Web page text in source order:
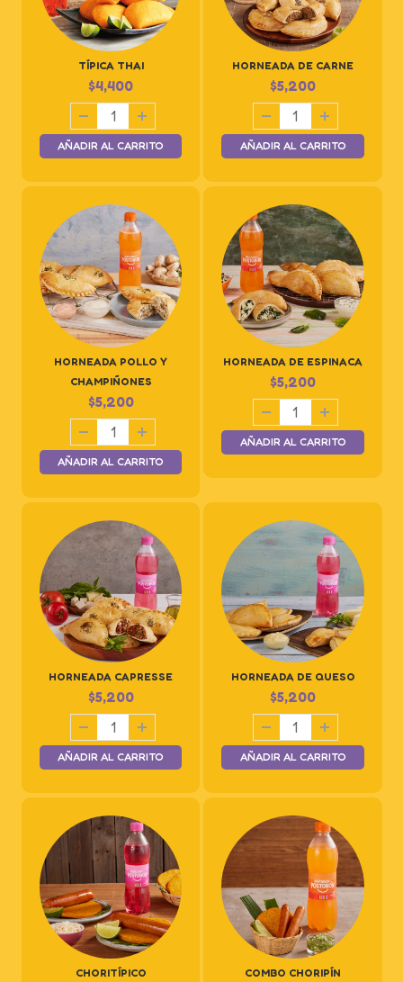
TÍPICA THAI
$4,400
AÑADIR AL CARRITO
HORNEADA DE CARNE
$5,200
AÑADIR AL CARRITO
HORNEADA POLLO Y
CHAMPIÑONES
$5,200
AÑADIR AL CARRITO
HORNEADA DE ESPINACA
$5,200
AÑADIR AL CARRITO
HORNEADA CAPRESSE
$5,200
AÑADIR AL CARRITO
HORNEADA DE QUESO
$5,200
AÑADIR AL CARRITO
CHORITÍPICO COMBO CHORIPÍN